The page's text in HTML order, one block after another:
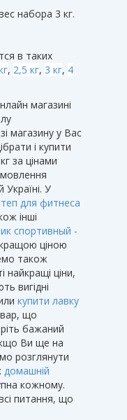
набора 3 кг.
в таких
, 2,5 кг, 3 кг, 4
магазині
магазину у Вас
і купити
за цінами
Україні. У
для фитнеса
інші
спортивный -
ціною
також
найкращі ціни,
вигідні
купити лавку
що
бажаний
Ви ще на
розглянути
домашній
кожному.
питання, що